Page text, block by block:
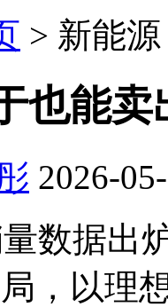
> 新能源
也能卖
2026-
数据出
，以理